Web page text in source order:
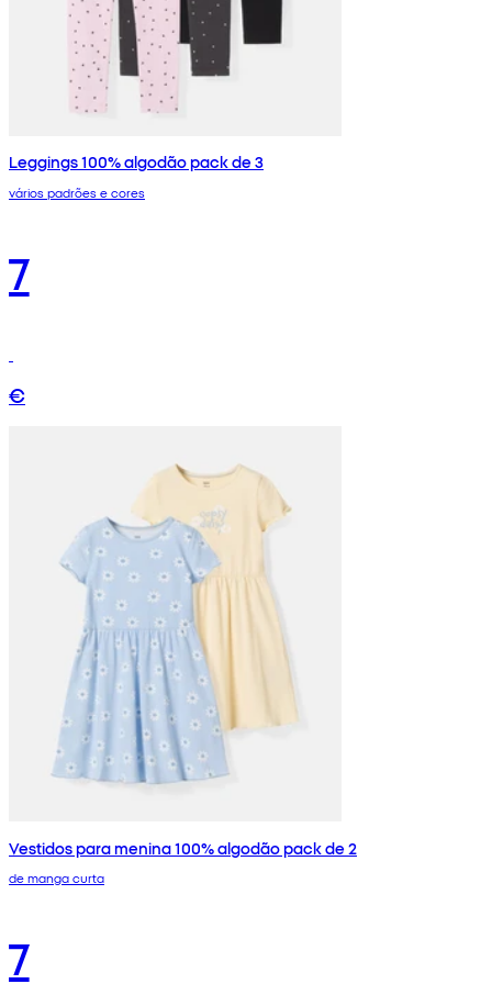
Leggings 100% algodão pack de 3
vários padrões e cores
7
€
Vestidos para menina 100% algodão pack de 2
de manga curta
7